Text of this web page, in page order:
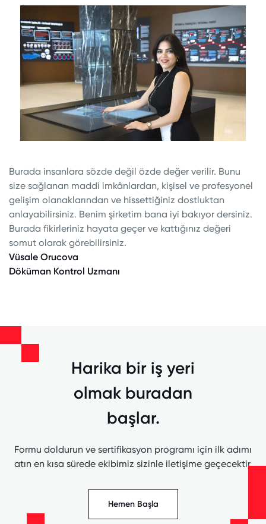
Burada insanlara sözde değil özde değer verilir. Bunu
size sağlanan maddi imkânlardan, kişisel ve profesyonel
gelişim olanaklarından ve hissettiğiniz dostluktan
anlayabilirsiniz. Benim şirketim bana iyi bakıyor dersiniz.
Burada fikirleriniz hayata geçer ve kattığınız değeri
somut olarak görebilirsiniz.
Vüsale Orucova
Döküman Kontrol Uzmanı
Harika bir iş yeri
olmak buradan
başlar.
Formu doldurun ve sertifikasyon programı için ilk adımı
atın en kısa sürede ekibimiz sizinle iletişime geçecektir.
Hemen Başla